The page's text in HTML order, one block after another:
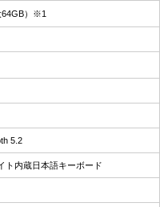
64GB）※1
5.2
ト内蔵日本語キーボード